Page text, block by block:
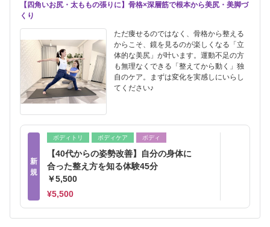
【四角いお尻・太ももの張りに】骨格×深層筋で根本から美尻・美脚づ
くり
ただ痩せるのではなく、骨格から整える
からこそ、鏡を見るのが楽しくなる「立
体的な美尻」が叶います。運動不足の方
も無理なくできる「整えてから動く」独
自のケア。まずは変化を実感しにいらし
てください♪
新
規
ボディトリ ボディケア ボディ
【40代からの姿勢改善】自分の身体に
合った整え方を知る体験45分
￥5,500
¥5,500